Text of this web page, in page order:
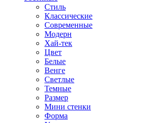
Стиль
Классические
Современные
Модерн
Хай-тек
Цвет
Белые
Венге
Светлые
Темные
Размер
Мини стенки
Форма